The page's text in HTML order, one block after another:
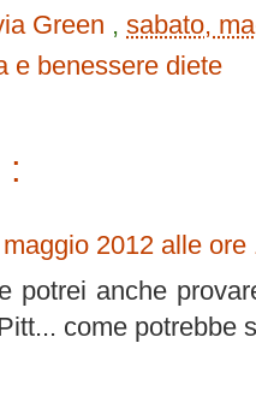
Green , sabato,
e benessere diete
:
2012 alle ore
potrei anche
come potrebbe